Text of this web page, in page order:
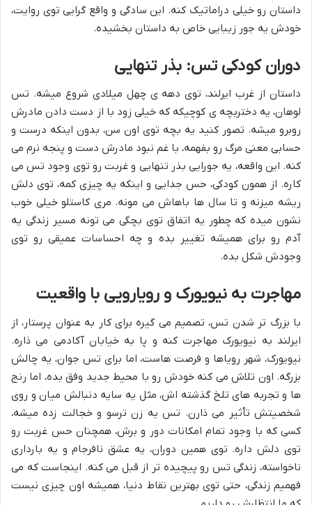
داستان رو خیلی دراماتیک کنه. این سادگی و واقع گرایی توی روایت،
خودش یه جور زیبایی خاص به داستان بخشیده.
دوران کودکی تس: بذر تنهایی
داستان از غرب ایرلند، توی دهه ی چهل میلادی شروع میشه. تس
لوهان، یه دختربچه ی کوچیکه که خیلی زود با از دست دادن مادرش
روبرو میشه. تصور کنید یه بچه توی اون سن، بدون اینکه درست و
حسابی معنی مرگ رو بفهمه، با غم نبود مادرش دست و پنجه نرم می
کنه. این واقعه، یه جورایی بذر تنهایی و غربت رو توی وجود تس می
کاره. از همون کودکی، حس جدایی و اینکه یه چیزی کمه، توی دلش
ریشه میزنه و تا سال ها باهاش می مونه. مری کاستلو خیلی خوب
نشون میده که چطور یه اتفاق توی بچگی می تونه مسیر زندگی یه
آدم رو برای همیشه تغییر بده و چه احساسات عمیقی رو توی
وجودش شکل بده.
مهاجرت به نیویورک و رویارویی با واقعیت
با بزرگ تر شدن تس، تصمیم می گیره برای کار به عنوان پرستار، از
ایرلند به نیویورک مهاجرت کنه و پا به خیابان آکادمی می ذاره.
نیویورک، شهر رویاها و فرصت هاست، اما برای تس جوان، یه چالش
بزرگه. اون تلاش می کنه خودش رو با محیط جدید وفق بده، اما رنج
ها و تجربه های تلخ گذشته اش، مثل یه سایه دنبالش میان و روی
شخصیتش تأثیر می ذارن. تس یه زن ترسو و خجالت زده میشه،
کسی که با وجود تمام امکانات دور و برش، همچنان حس غربت رو
توی دلش داره. توی همین دوران، یه عشق نافرجام و یه بارداری
ناخواسته، زندگی تس رو پیچیده تر از قبل می کنه. اینجاست که می
فهمیم زندگی، حتی توی بهترین نقاط دنیا، همیشه اون چیزی نیست